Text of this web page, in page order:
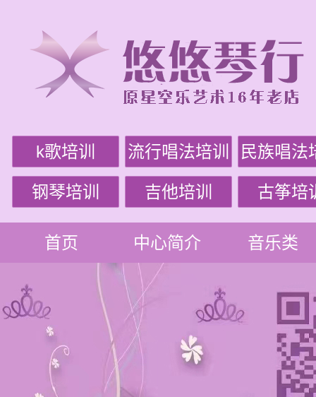
k歌培训 流行唱法培训 民族唱法
钢琴培训 吉他培训 古筝培
首页 中心简介 音乐类